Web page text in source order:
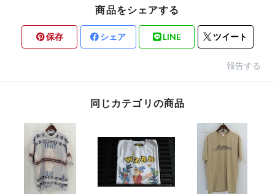
商品をシェアする
保存 シェア LINE ツイート
報告する
同じカテゴリの商品